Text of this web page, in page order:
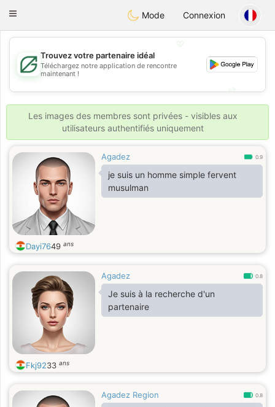
Gulf Dating
Toggle
Mode Connexion
💖
💕
Trouvez votre partenaire idéal
Téléchargez notre application de rencontre
maintenant !
Les images des membres sont privées - visibles aux
utilisateurs authentifiés uniquement
Agadez 0.9
je suis un homme simple fervent
musulman
Dayi7649 ans
Agadez 0.8
Je suis à la recherche d'un
partenaire
Fkj9233 ans
Agadez Region 0.8